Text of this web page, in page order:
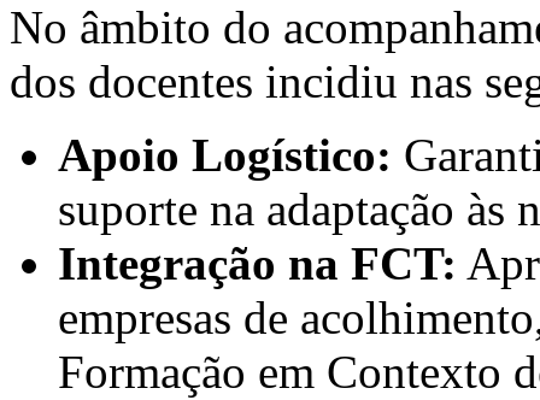
No âmbito do
dos docentes incidiu nas
Apoio Logístico:
suporte na adaptação às
Integração na FCT:
empresas de
Formação em Contexto